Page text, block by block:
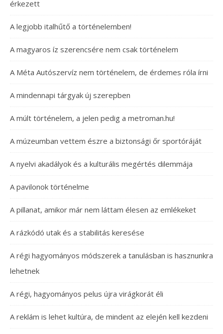
érkezett
A legjobb italhűtő a történelemben!
A magyaros íz szerencsére nem csak történelem
A Méta Autószervíz nem történelem, de érdemes róla írni
A mindennapi tárgyak új szerepben
A múlt történelem, a jelen pedig a metroman.hu!
A múzeumban vettem észre a biztonsági őr sportóráját
A nyelvi akadályok és a kulturális megértés dilemmája
A pavilonok történelme
A pillanat, amikor már nem láttam élesen az emlékeket
A rázkódó utak és a stabilitás keresése
A régi hagyományos módszerek a tanulásban is hasznunkra
lehetnek
A régi, hagyományos pelus újra virágkorát éli
A reklám is lehet kultúra, de mindent az elején kell kezdeni